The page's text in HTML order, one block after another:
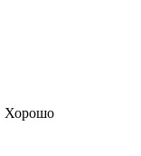
Хорошо